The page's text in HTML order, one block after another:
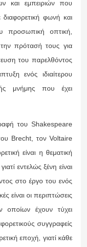
και εμπειριών που
φωνή και
οπτική,
την πρότασή τους για
του παρελθόντος
ενός ιδιαίτερου
μνήμης που έχει
του Shakespeare
Brecht, τον Voltaire
είναι η θεματική
εντελώς ξένη είναι
στο έργο του ενός
είναι οι περιπτώσεις
έχουν τύχει
συγγραφείς
εποχή, γιατί κάθε